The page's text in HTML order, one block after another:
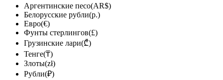
Аргентинские песо(AR$)
Белорусские рубли(р.)
Евро(€)
Фунты стерлингов(£)
Грузинские лари(₾)
Тенге(₸)
Злоты(zł)
Рубли(₽)